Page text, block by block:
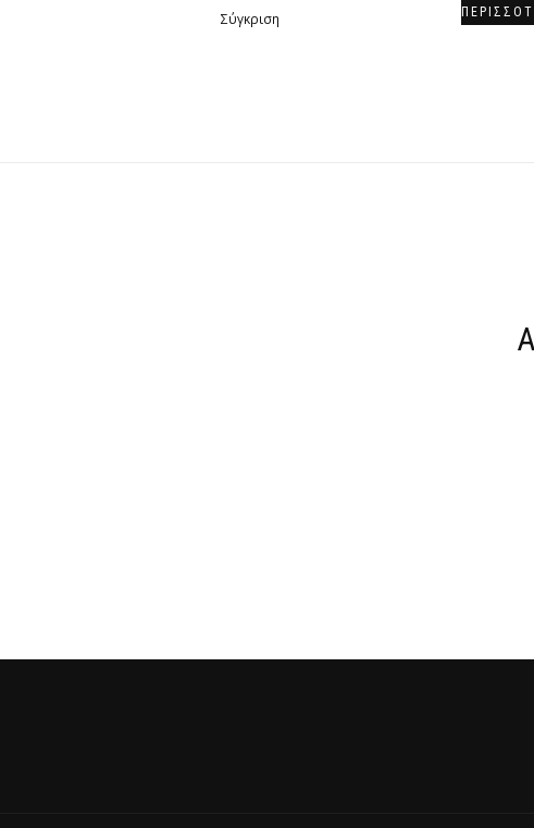
Σύγκριση